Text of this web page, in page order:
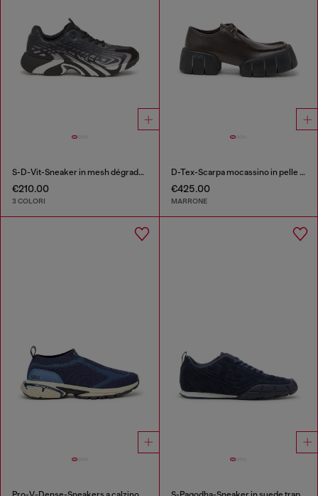
S-D-Vit-Sneaker in mesh dégradé a righe
€210.00
3 COLORI
D-Tex-Scarpa mocassino in pelle spazzolata
€425.00
MARRONE